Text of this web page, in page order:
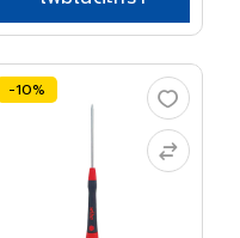
-10%